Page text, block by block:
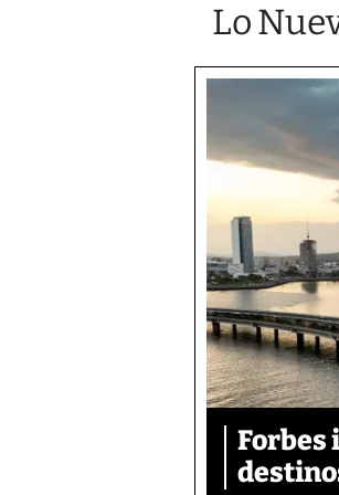
Lo
Forbes